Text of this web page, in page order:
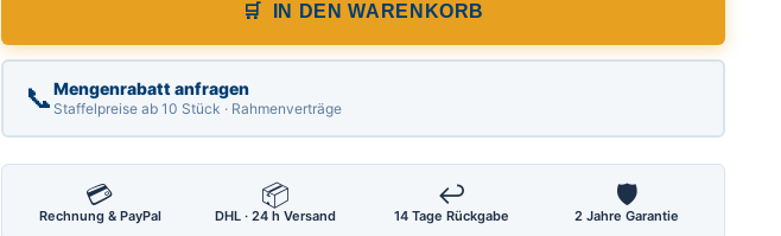
IN DEN WARENKORB
📞Mengenrabatt anfragen
Staffelpreise ab 10 Stück · Rahmenverträge
💳
Rechnung & PayPal
📦
DHL · 24 h Versand
↩
14 Tage Rückgabe
🛡
2 Jahre Garantie